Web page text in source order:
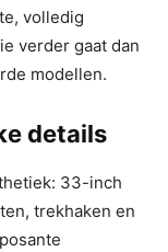
volledig
verder gaat dan
modellen.
details
33-inch
trekhaken en